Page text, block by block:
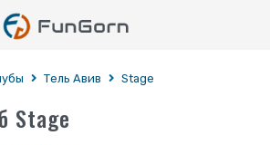
Тель Авив Stage
Stage